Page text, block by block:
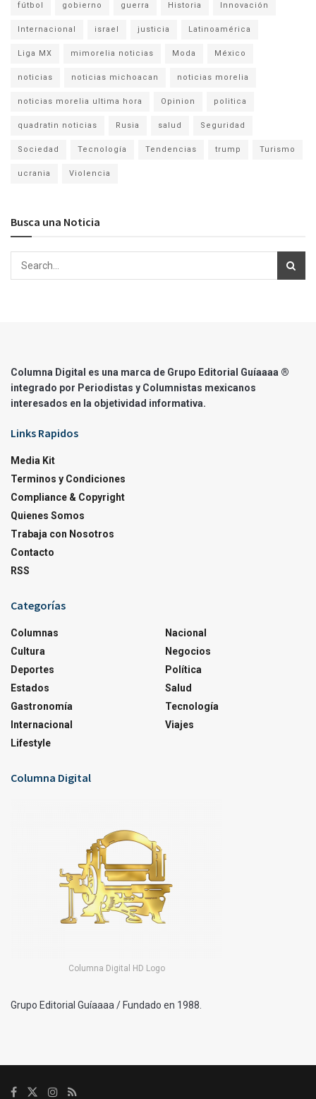
fútbol gobierno guerra Historia Innovación
Internacional israel justicia Latinoamérica
Liga MX mimorelia noticias Moda México
noticias noticias michoacan noticias morelia
noticias morelia ultima hora Opinion politica
quadratin noticias Rusia salud Seguridad
Sociedad Tecnología Tendencias trump Turismo
ucrania Violencia
Busca una Noticia
Columna Digital es una marca de Grupo Editorial Guíaaaa ®
integrado por Periodistas y Columnistas mexicanos
interesados en la objetividad informativa.
Links Rapidos
Media Kit
Terminos y Condiciones
Compliance & Copyright
Quienes Somos
Trabaja con Nosotros
Contacto
RSS
Categorías
Columnas
Cultura
Deportes
Estados
Gastronomía
Internacional
Lifestyle
Nacional
Negocios
Política
Salud
Tecnología
Viajes
Columna Digital
Columna Digital HD Logo
Grupo Editorial Guíaaaa / Fundado en 1988.